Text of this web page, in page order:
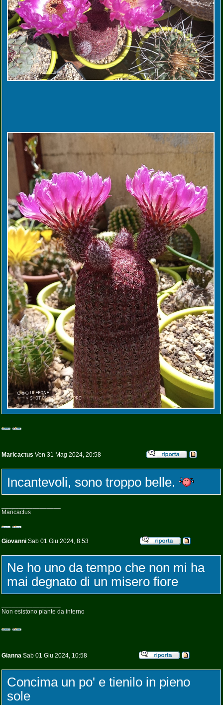
Maricactus Ven 31 Mag 2024, 20:58
Incantevoli, sono troppo belle.
Maricactus
Giovanni Sab 01 Giu 2024, 8:53
Ne ho uno da tempo che non mi ha
mai degnato di un misero fiore
Non esistono piante da interno
Gianna Sab 01 Giu 2024, 10:58
Concima un po' e tienilo in pieno
sole